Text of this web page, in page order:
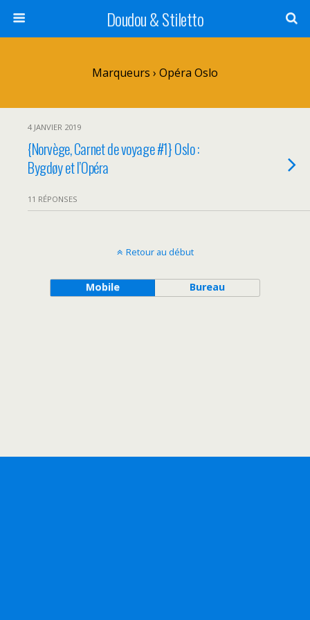
Doudou & Stiletto
Marqueurs › Opéra Oslo
4 JANVIER 2019
{Norvège, Carnet de voyage #1} Oslo :
Bygdøy et l’Opéra
11 RÉPONSES
Retour au début
Mobile Bureau